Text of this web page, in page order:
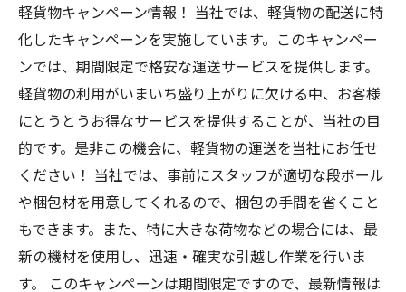
軽貨物キャンペーン情報！ 当社では、軽貨物の配送に特
化したキャンペーンを実施しています。このキャンペー
ンでは、期間限定で格安な運送サービスを提供します。
軽貨物の利用がいまいち盛り上がりに欠ける中、お客様
にとうとうお得なサービスを提供することが、当社の目
的です。是非この機会に、軽貨物の運送を当社にお任せ
ください！ 当社では、事前にスタッフが適切な段ボール
や梱包材を用意してくれるので、梱包の手間を省くこと
もできます。また、特に大きな荷物などの場合には、最
新の機材を使用し、迅速・確実な引越し作業を行いま
す。 このキャンペーンは期間限定ですので、最新情報は